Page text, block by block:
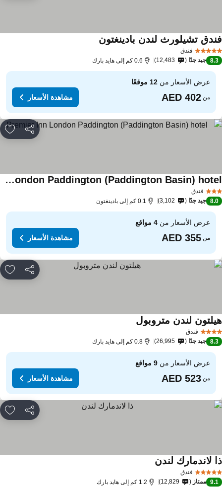
فندق
تشيلورث لندن بادينغتونمشاهدة الأسعار
8.3 جيد جدًا 12,483 0.6 كم إلى هايد بارك
عرض الأسعار من12 موقعًا
من مشاهدة الأسعار
مشاركة
فندق
Premier Inn London Paddington (Paddington Basin) hotel
الأسعار
8.0 جيد جدًا 3,102 0.1 كم إلى بادينغتون
عرض الأسعار من4 مواقع
من مشاهدة الأسعار
مشاركة
فندق
لندن متروبولمشاهدة الأسعار
8.3 جيد جدًا 26,995 0.8 كم إلى هايد بارك
عرض الأسعار من9 مواقع
من مشاهدة الأسعار
مشاركة
فندق
لاندمارك لندنمشاهدة الأسعار
9.1 ممتاز 12,829 1.2 كم إلى هايد بارك